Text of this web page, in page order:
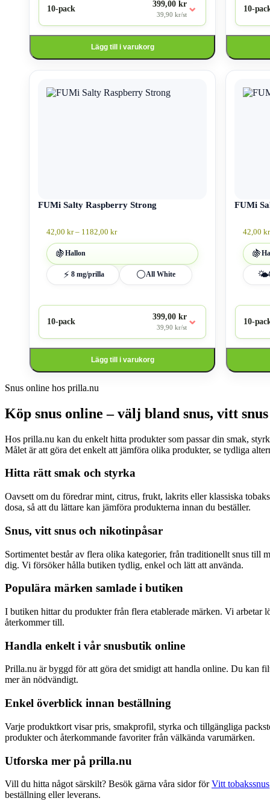
10-pack
399,00 kr
39,90 kr/st ⌄
Lägg till i varukorg
10-
FUMi Salty Raspberry Strong
42,00 kr – 1182,00 krPrisintervall:
🍇Hallon
⚡ 8 mg/prilla ⚪All White
10-pack
399,00 kr
39,90 kr/st ⌄
Lägg till i varukorg
produkten
produktsidan
FUMi
42,00 kr
🍇
🌤️
10-
produkten
Snus online hos prilla.nu
Köp snus online – välj bland snus, vitt
Hos prilla.nu kan du enkelt hitta produkter som passar din smak,
Målet är att göra det enkelt att jämföra olika produkter, se tydliga
Hitta rätt smak och styrka
Oavsett om du föredrar mint, citrus, frukt, lakrits eller klassiska
dosa, så att du lättare kan jämföra produkterna innan du beställer.
Snus, vitt snus och nikotinpåsar
Sortimentet består av flera olika kategorier, från traditionellt snus till
dig. Vi försöker hålla butiken tydlig, enkel och lätt att använda.
Populära märken samlade i butiken
I butiken hittar du produkter från flera etablerade märken. Vi arbetar
återkommer till.
Handla enkelt i vår snusbutik online
Prilla.nu är byggd för att göra det smidigt att handla online. Du kan
mer än nödvändigt.
Enkel överblick innan beställning
Varje produktkort visar pris, smakprofil, styrka och tillgängliga
produkter och återkommande favoriter från välkända varumärken.
Utforska mer på prilla.nu
Vill du hitta något särskilt? Besök gärna våra sidor förVitt tobakssnus
beställning eller leverans.